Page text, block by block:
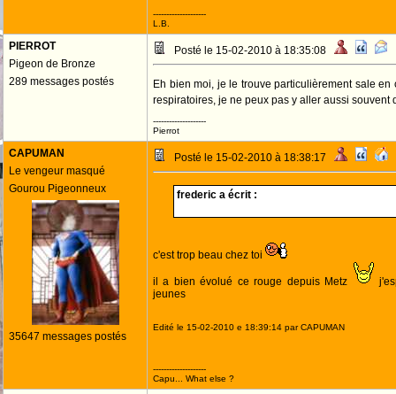
--------------------
L.B.
PIERROT
Pigeon de Bronze
289 messages postés
Posté le 15-02-2010 à 18:35:08
Eh bien moi, je le trouve particulièrement sale en
respiratoires, je ne peux pas y aller aussi souvent
--------------------
Pierrot
CAPUMAN
Le vengeur masqué
Gourou Pigeonneux
35647 messages postés
Posté le 15-02-2010 à 18:38:17
frederic a écrit :
c'est trop beau chez toi
il a bien évolué ce rouge depuis Metz
jeunes
Edité le 15-02-2010 e 18:39:14 par CAPUMAN
--------------------
Capu... What else ?